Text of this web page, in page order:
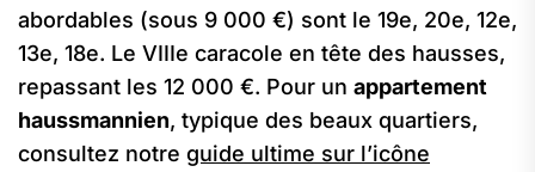
abordables (sous 9 000 €) sont le 19e, 20e, 12e,
13e, 18e. Le VIIIe caracole en tête des hausses,
repassant les 12 000 €. Pour un appartement
haussmannien, typique des beaux quartiers,
consultez notre guide ultime sur l’icône